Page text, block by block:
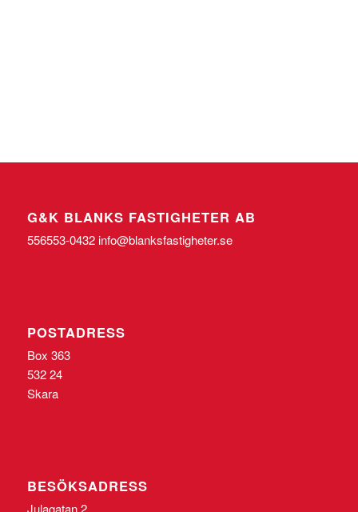
G&K BLANKS FASTIGHETER AB
556553-0432 info@blanksfastigheter.se
POSTADRESS
Box 363
532 24
Skara
BESÖKSADRESS
Julagatan 2